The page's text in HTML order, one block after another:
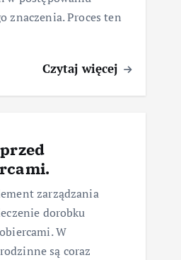
znaczenia. Proces ten
Czytaj więcej
zarządzania
dorobku
W
są coraz